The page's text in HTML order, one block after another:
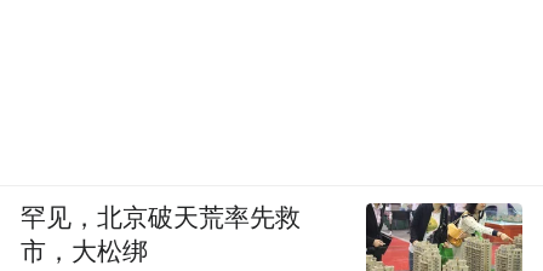
罕见，北京破天荒率先救
市，大松绑